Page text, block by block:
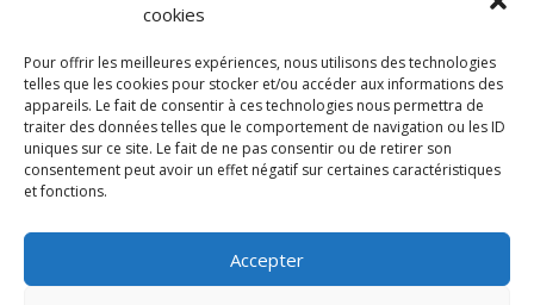
cookies
Pour offrir les meilleures expériences, nous utilisons des technologies
telles que les cookies pour stocker et/ou accéder aux informations des
appareils. Le fait de consentir à ces technologies nous permettra de
traiter des données telles que le comportement de navigation ou les ID
uniques sur ce site. Le fait de ne pas consentir ou de retirer son
consentement peut avoir un effet négatif sur certaines caractéristiques
et fonctions.
Accepter
Diable electrique
Chariot porte panneau
Remorque a bras
CGV
Mentions légales
Politique de confidentialité et protection des
données
Paiement sécurisé
Gérer mes cookies
Nous contacter
© 2025 MNG SORARE. Tous droits réservés. Prix
affichés en euros et hors TVA. Site dédié aux